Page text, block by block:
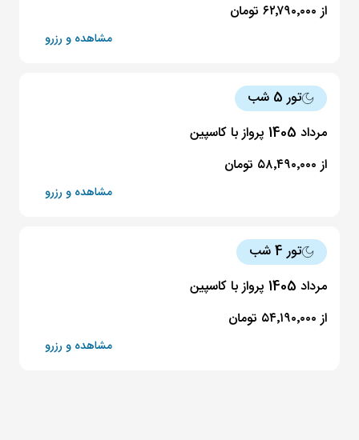
از ۶۲٬۷۹۰٬۰۰۰ تومان
مشاهده و رزرو
تور 5 شب
مرداد 1405 پرواز با کاسپین
از ۵۸٬۴۹۰٬۰۰۰ تومان
مشاهده و رزرو
تور 4 شب
مرداد 1405 پرواز با کاسپین
از ۵۴٬۱۹۰٬۰۰۰ تومان
مشاهده و رزرو